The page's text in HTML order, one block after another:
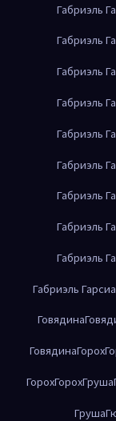
Габриэль
Габриэль
Габриэль
Габриэль
Габриэль
Габриэль
Габриэль
Габриэль
Габриэль
Габриэль
Говядина
ГовядинаГорох
ГорохГорохГруша
Груша